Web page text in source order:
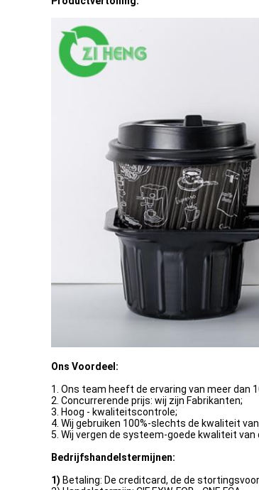
Ons Voordeel:
1. Ons team heeft de ervaring van meer dan
2. Concurrerende prijs: wij zijn Fabrikanten;
3. Hoog - kwaliteitscontrole;
4. Wij gebruiken 100%-slechts de kwaliteit
5. Wij vergen de systeem-goede kwaliteit
Bedrijfshandelstermijnen:
1) Betaling: De creditcard, de de